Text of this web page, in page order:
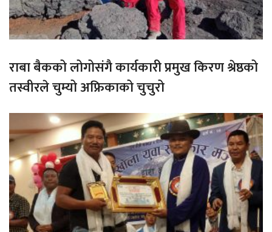
राबा बैकको लोगोसंगै कार्यकारी प्रमुख किरण श्रेष्ठको
तस्वीरले चुम्यो अफ्रिकाको चुचुरो